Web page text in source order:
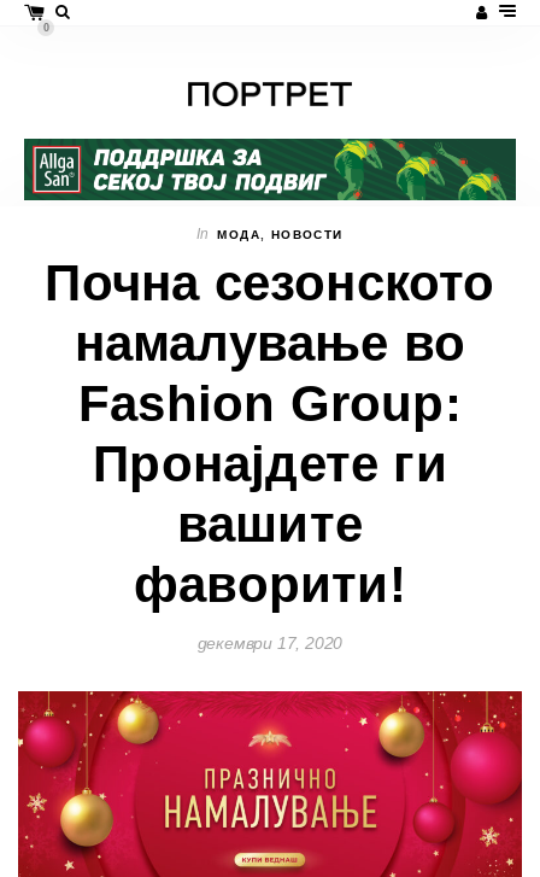
0
In МОДА НОВОСТИ
Почна сезонското
намалување во
Fashion Group:
Пронајдете ги
вашите
фаворити!
декември 17, 2020